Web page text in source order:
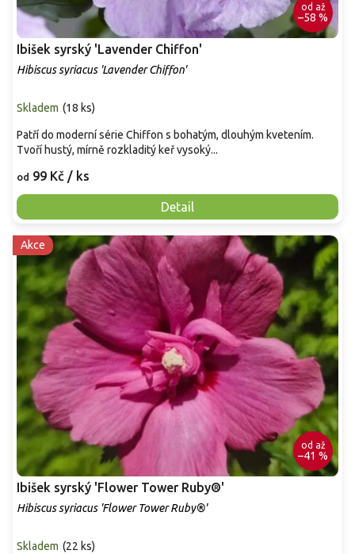
od až
–58 %
Ibišek syrský 'Lavender Chiffon'
Hibiscus syriacus 'Lavender Chiffon'
Skladem (18 ks)
od 99 Kč / ks
Detail
Patří do moderní série Chiffon s bohatým, dlouhým kvetením.
Tvoří hustý, mírně rozkladitý keř vysoký...
Akce
od až
–41 %
Ibišek syrský 'Flower Tower Ruby®'
Hibiscus syriacus 'Flower Tower Ruby®'
Skladem (22 ks)